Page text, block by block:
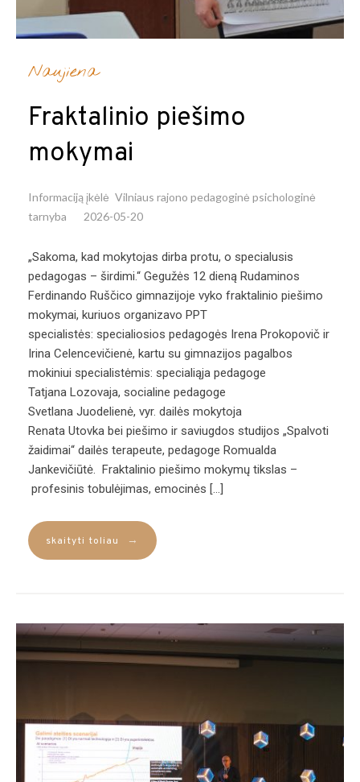
Naujiena
Fraktalinio piešimo
mokymai
Informaciją įkėlė Vilniaus rajono pedagoginė psichologinė
tarnyba
2026-05-20
„Sakoma, kad mokytojas dirba protu, o specialusis
pedagogas – širdimi.“ Gegužės 12 dieną Rudaminos
Ferdinando Ruščico gimnazijoje vyko fraktalinio piešimo
mokymai, kuriuos organizavo PPT
specialistės: specialiosios pedagogės Irena Prokopovič ir
Irina Celencevičienė, kartu su gimnazijos pagalbos
mokiniui specialistėmis: specialiąja pedagoge
Tatjana Lozovaja, socialine pedagoge
Svetlana Juodelienė, vyr. dailės mokytoja
Renata Utovka bei piešimo ir saviugdos studijos „Spalvoti
žaidimai“ dailės terapeute, pedagoge Romualda
Jankevičiūtė. Fraktalinio piešimo mokymų tikslas –
profesinis tobulėjimas, emocinės […]
skaityti toliau →